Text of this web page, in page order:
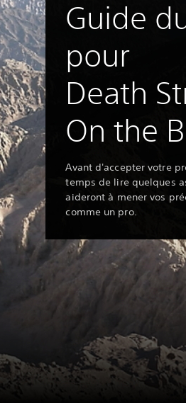
Guide
pour
Death
On the
Avant d'accepter votre
temps de lire quelques
aideront à mener vos
comme un pro.